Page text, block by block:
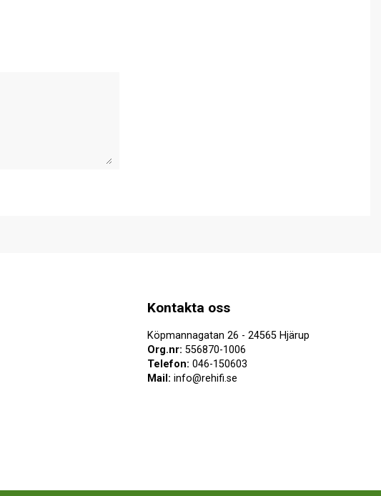
Kontakta oss
Köpmannagatan 26 - 24565 Hjärup
Org.nr: 556870-1006
Telefon: 046-150603
Mail: info@rehifi.se